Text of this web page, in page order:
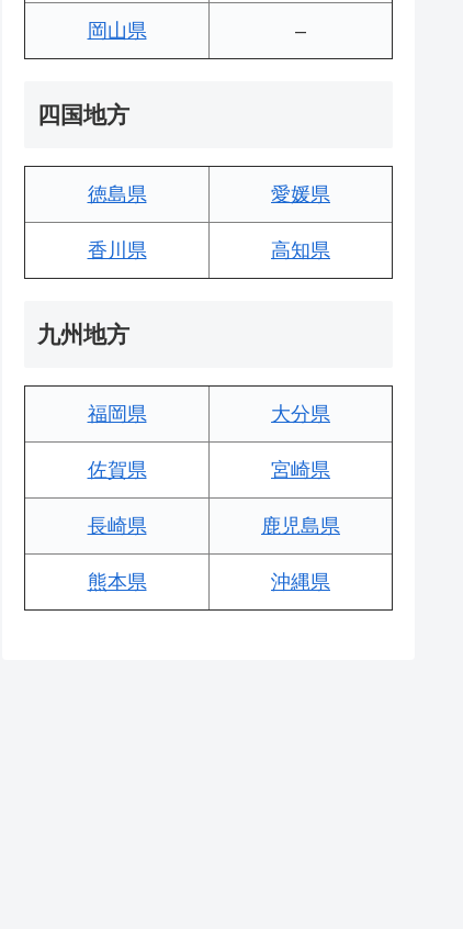
岡山県 –
四国地方
徳島県 愛媛県
香川県 高知県
九州地方
福岡県 大分県
佐賀県 宮崎県
長崎県 鹿児島県
熊本県 沖縄県